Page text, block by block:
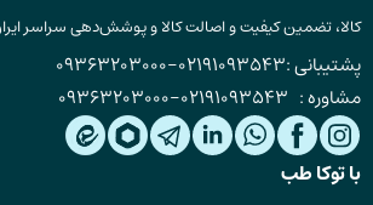
کالا، تضمین کیفیت و اصالت کالا و پوشش‌دهی سراسر
پشتیبانی :02191093543
-
09363203000
مشاوره : 02191093543
-
09363203000
با توکا طب